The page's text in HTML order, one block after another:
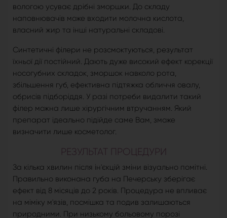
вологою усуває дрібні зморшки. До складу
наповнювачів може входити молочна кислота,
власний жир та інші натуральні складові.
Синтетичні філери не розсмоктуються, результат
їхньої дії постійний. Дають дуже високий ефект корекції
носогубних складок, зморшок навколо рота,
збільшення губ, ефективна підтяжка обличчя овалу,
обрисів підборіддя. У разі потреби видалити такий
філер можна лише хірургічним втручанням. Який
препарат ідеально підійде саме Вам, зможе
визначити лише косметолог.
РЕЗУЛЬТАТ ПРОЦЕДУРИ
За кілька хвилин після ін'єкцій зміни візуально помітні.
Правильно виконана губа на Печерську зберігає
ефект від 8 місяців до 2 років. Процедура не впливає
на міміку м'язів, посмішка та подив залишаються
природними. При низькому больовому порозі